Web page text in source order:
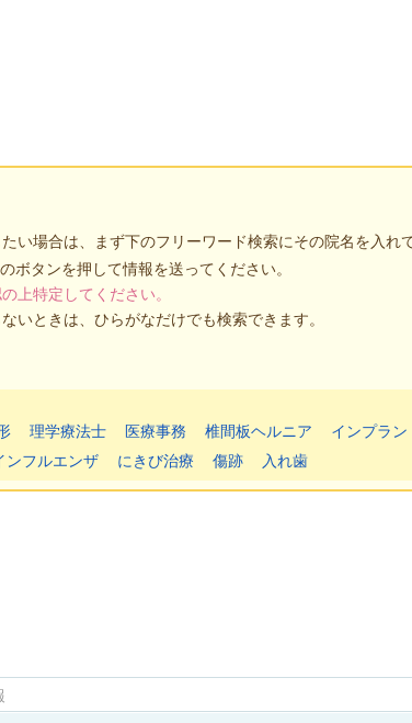
い場合は、まず下のフリーワード検索にその院名を入れ
のボタンを押して情報を送ってください。
上特定してください。
いときは、ひらがなだけでも検索できます。
理学療法士 医療事務 椎間板ヘルニア
インプラン
ンフルエンザ にきび治療 傷跡 入れ歯